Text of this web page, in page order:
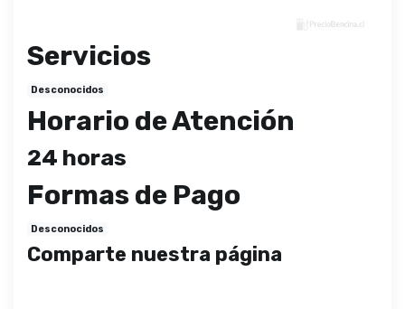
Servicios
Desconocidos
Horario de Atención
24 horas
Formas de Pago
Desconocidos
Comparte nuestra página